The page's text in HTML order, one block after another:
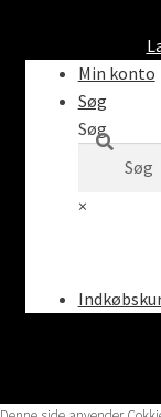
Min konto
Søg
Søg
×